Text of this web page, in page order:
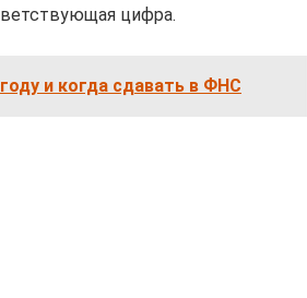
цифра.
и когда сдавать в ФНС